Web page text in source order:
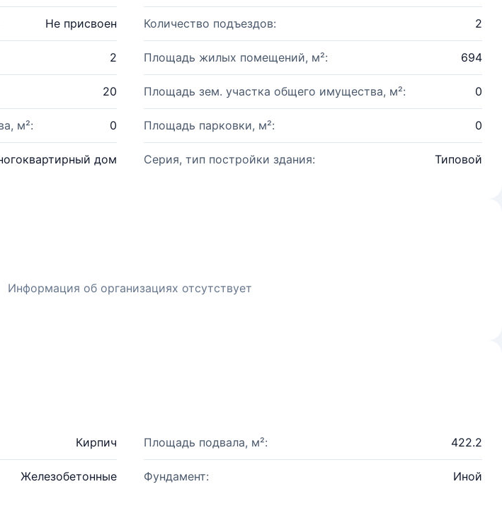
Не присвоен Количество подъездов: 2
2 Площадь жилых помещений, м²: 694
20 Площадь зем. участка общего имущества, м²: 0
м²: 0 Площадь парковки, м²: 0
дом Серия, тип постройки здания: Типовой
Информация об организациях отсутствует
Кирпич Площадь подвала, м²: 422.2
Железобетонные Фундамент: Иной